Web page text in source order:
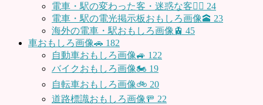
電車・駅の変わった客・迷惑な客🤦‍♀️ 24
電車・駅の電光掲示板おもしろ画像🕋 23
海外の電車・駅おもしろ画像🚊 45
車おもしろ画像🚗 182
自動車おもしろ画像🚙 122
バイクおもしろ画像🏍 19
自転車おもしろ画像🚲 20
道路標識おもしろ画像🚥 22